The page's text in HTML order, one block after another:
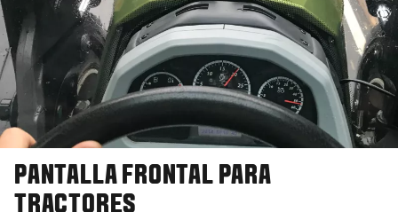
PANTALLA FRONTAL PARA
TRACTORES